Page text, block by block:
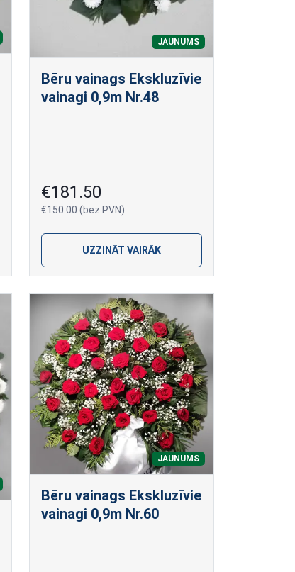
JAUNUMS
Bēru vainags Ekskluzīvie
vainagi 0,9m Nr.48
€181.50
€150.00 (bez PVN)
UZZINĀT VAIRĀK
JAUNUMS
Bēru vainags Ekskluzīvie
vainagi 0,9m Nr.60